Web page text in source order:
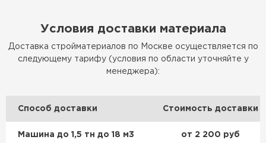
Условия доставки материала
Доставка стройматериалов по Москве осуществляется по
следующему тарифу (условия по области уточняйте у
менеджера):
Способ доставки Стоимость доставки
Машина до 1,5 тн до 18 м3
от 2 200 руб